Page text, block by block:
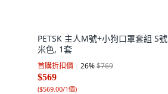
PETSK 主人M號+小狗口罩套組 S號
米色, 1套
首購折扣價 26%$769
$569
($569.00/1個)